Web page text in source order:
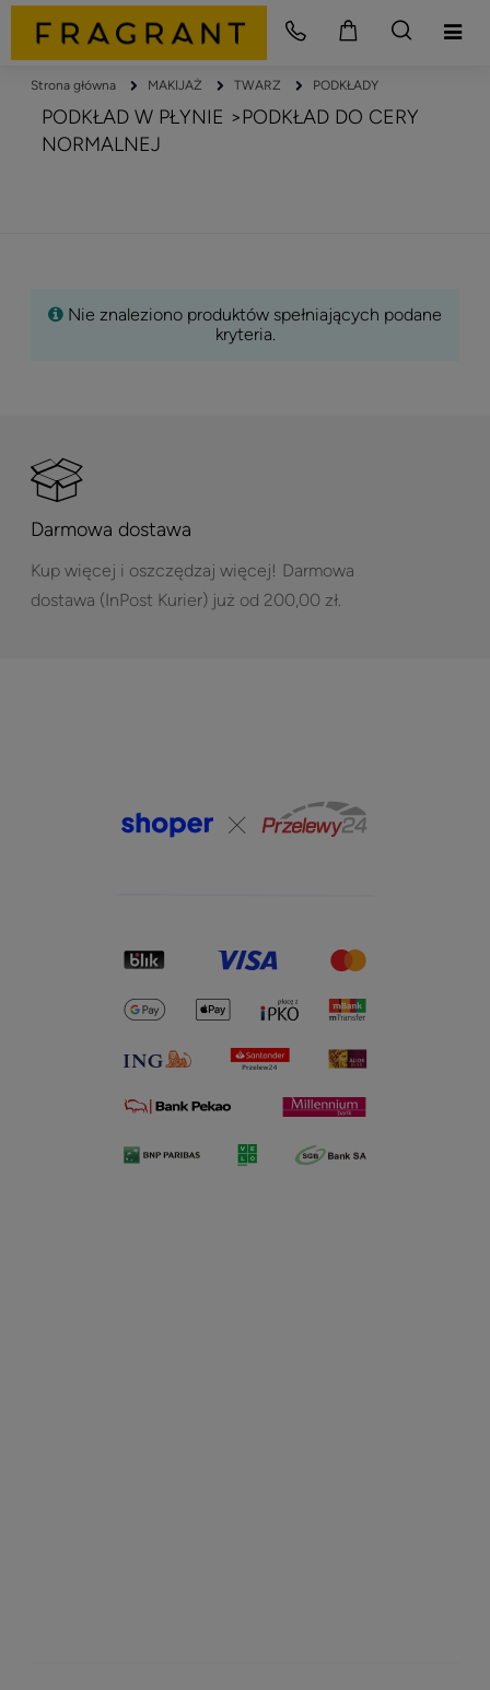
Strona główna MAKIJAŻ TWARZ PODKŁADY
PODKŁAD W PŁYNIE >PODKŁAD DO CERY
NORMALNEJ
Nie znaleziono produktów spełniających podane
kryteria.
Darmowa dostawa
Kup więcej i oszczędzaj więcej! Darmowa
dostawa (InPost Kurier) już od 200,00 zł.